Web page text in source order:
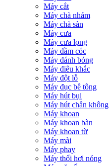
Máy cắt
Máy chà nhám
Máy chà sàn
Máy cưa
Máy cưa lọng
Máy đầm cóc
Máy đánh bóng
Máy điêu khắc
Máy đột lỗ
Máy đục bê tông
Máy hút bụi
Máy hút chân không
Máy khoan
Máy khoan bàn
Máy khoan từ
Máy mài
Máy phay
Máy thổi hơi nóng